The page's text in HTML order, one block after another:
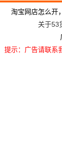
淘宝网店怎么开
关于53
提示：广告请联系